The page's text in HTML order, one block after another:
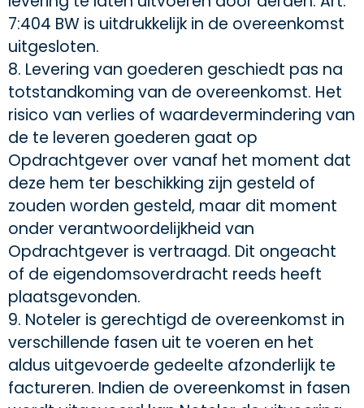
7:404 BW is uitdrukkelijk in de overeenkomst
uitgesloten.
8. Levering van goederen geschiedt pas na
totstandkoming van de overeenkomst. Het
risico van verlies of waardevermindering van
de te leveren goederen gaat op
Opdrachtgever over vanaf het moment dat
deze hem ter beschikking zijn gesteld of
zouden worden gesteld, maar dit moment
onder verantwoordelijkheid van
Opdrachtgever is vertraagd. Dit ongeacht
of de eigendomsoverdracht reeds heeft
plaatsgevonden.
9. Noteler is gerechtigd de overeenkomst in
verschillende fasen uit te voeren en het
aldus uitgevoerde gedeelte afzonderlijk te
factureren. Indien de overeenkomst in fasen